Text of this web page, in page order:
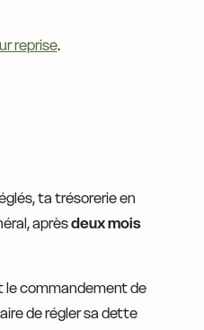
reprise.
ta trésorerie en
aprèsdeux mois
le commandement de
de régler sa dette